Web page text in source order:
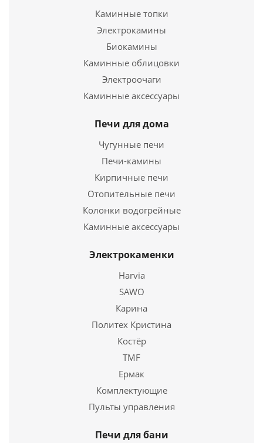
1 955руб.
Подробнее
Купить в 1 клик
Труба Термо ТТ-Р L 1000 430. 0.5/Оц, 0,55 d 110/180
1 826руб.
Подробнее
Купить в 1 клик
Каминные топки
Электрокамины
Биокамины
Каминные облицовки
Электроочаги
Каминные аксессуары
Печи для дома
Чугунные печи
Печи-камины
Кирпичные печи
Отопительные печи
Колонки водогрейные
Каминные аксессуары
Электрокаменки
Harvia
SAWO
Карина
Политех Кристина
Костёр
TMF
Ермак
Комплектующие
Пульты управления
Печи для бани